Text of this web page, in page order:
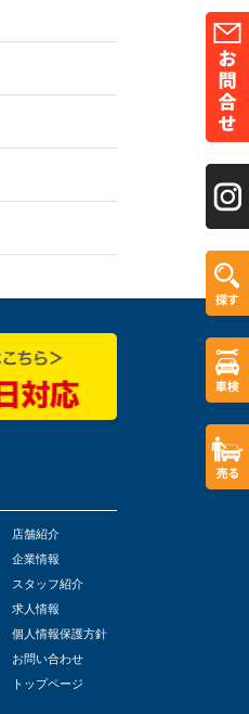
店舗紹介
企業情報
スタッフ紹介
求人情報
個人情報保護方針
お問い合わせ
トップページ